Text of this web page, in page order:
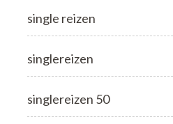
single reizen
singlereizen
singlereizen 50